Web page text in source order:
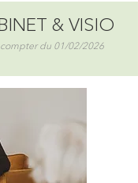
& VISIO
compter du 01/02/2026